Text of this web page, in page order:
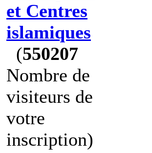
et Centres
islamiques
(550207
Nombre de
visiteurs de
votre
inscription)